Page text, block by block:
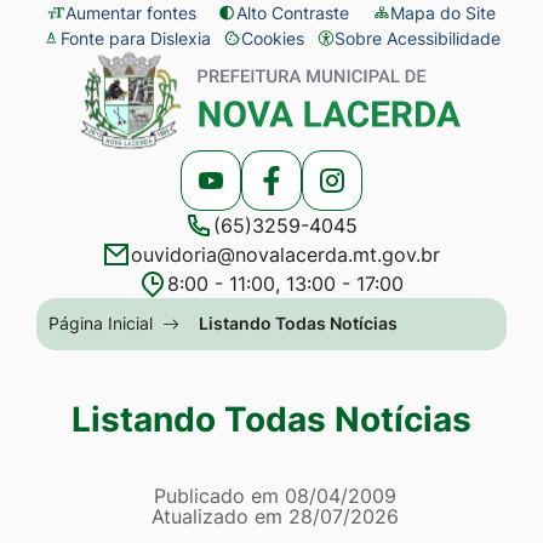
Seção
de
atalhos
acessibilidade
Ir
para
conteúdo
menu
[alt+2]
para
Aumentar fontes Alto Contraste
Mapa do Site
Fonte para Dislexia
Cookies
Abrir
preferências
de
cookies
Sobre Acessibilidade
Seção
menu
Acessar
a
Rede
Social
Acessar
a
Rede
Social
Acessar
a
Rede
Social
(65)3259-4045
ouvidoria@novalacerda.mt.gov.br
8:00 - 11:00, 13:00 - 17:00
Seção
do
principal
Página Inicial Listando Todas Notícias
Listando Todas Notícias
Página Listando Todas
Informações
Publicado em 08/04/2009
Atualizado em 28/07/2026